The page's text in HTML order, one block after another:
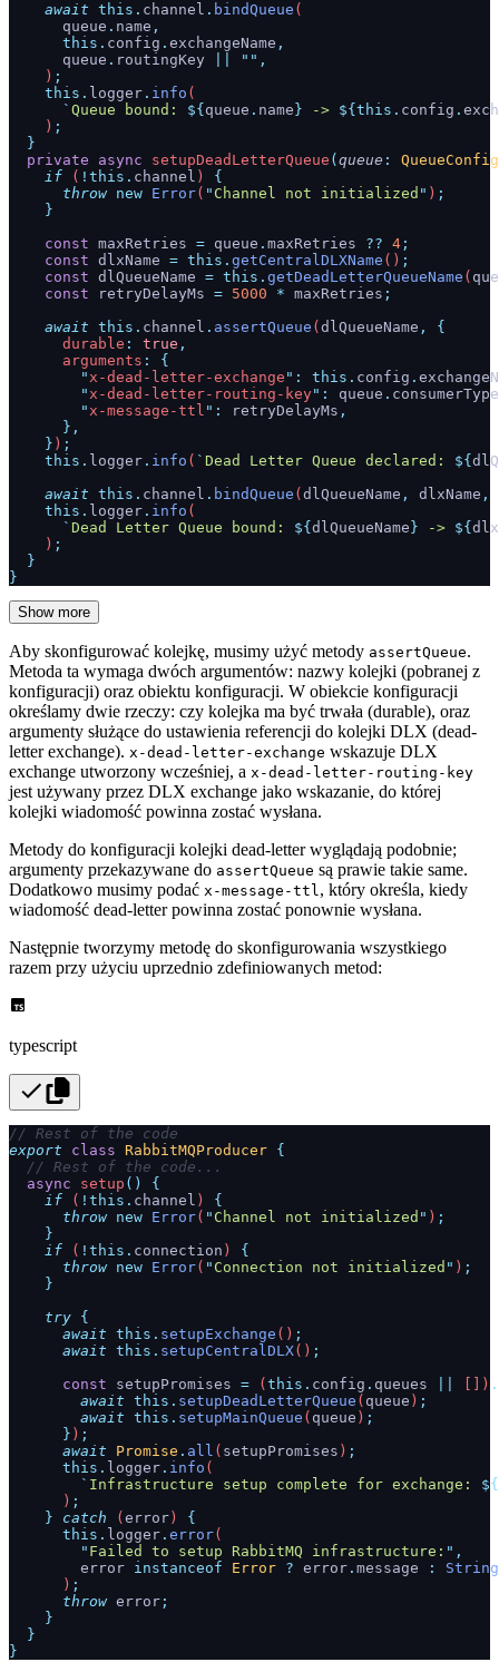
    await
this. channel . bindQueue (
      queue
. name ,
      this.
config . exchangeName ,
      queue
. routingKey "" ,
    )
;
    this.
logger . info (
      `
Queue bound: ${ queue . name } -> ${ this. config .
    )
;
  }
  private
async setupDeadLetterQueue ( queue :
QueueConfig
    if
( !this. channel ) {
      throw
new Error( " Channel not initialized " ) ;
    }
    const
maxRetries = queue . maxRetries ?? 4 ;
    const
dlxName = this. getCentralDLXName () ;
    const
dlQueueName = this. getDeadLetterQueueName (
    const
retryDelayMs = 5000 * maxRetries ;
    await
this. channel . assertQueue ( dlQueueName ,
{
      durable
: true ,
      arguments
:
{
        "
x-dead-letter-exchange " : this. config .
        "
x-dead-letter-routing-key" : queue . consumerType
        "
x-message-ttl " : retryDelayMs ,
      },
    }
) ;
    this.
logger . info ( ` Dead Letter Queue declared: ${
    await
this. channel . bindQueue ( dlQueueName , dlxName ,
    this.
logger . info (
      `
Dead Letter Queue bound: ${ dlQueueName } -> ${
    )
;
  }
}
Show more
Aby skonfigurować kolejkę, musimy użyć metody assertQueue.
Metoda ta wymaga dwóch argumentów: nazwy kolejki (pobranej z
konfiguracji) oraz obiektu konfiguracji. W obiekcie konfiguracji
określamy dwie rzeczy: czy kolejka ma być trwała (durable), oraz
argumenty służące do ustawienia referencji do kolejki DLX (dead-
letter exchange). x-dead-letter-exchange wskazuje DLX
exchange utworzony wcześniej, a x-dead-letter-routing-key
jest używany przez DLX exchange jako wskazanie, do której
kolejki wiadomość powinna zostać wysłana.
Metody do konfiguracji kolejki dead-letter wyglądają podobnie;
argumenty przekazywane do assertQueue są prawie takie same.
Dodatkowo musimy podać x-message-ttl, który określa, kiedy
wiadomość dead-letter powinna zostać ponownie wysłana.
Następnie tworzymy metodę do skonfigurowania wszystkiego
razem przy użyciu uprzednio zdefiniowanych metod:
typescript
// Rest of the code
export class RabbitMQProducer {
  // Rest of the code...
  async
setup ()
{
    if
( !this. channel ) {
      throw
new Error( " Channel not initialized " ) ;
    }
    if
( !this. connection ) {
      throw
new Error( " Connection not initialized " ) ;
    }
    try
{
      await
this. setupExchange () ;
      await
this. setupCentralDLX() ;
      const
setupPromises = ( this. config . queues []) .
        await
this. setupDeadLetterQueue ( queue ) ;
        await
this. setupMainQueue ( queue ) ;
      }
) ;
      await
Promise . all ( setupPromises ) ;
      this.
logger . info (
        `
Infrastructure setup complete for exchange: ${
      )
;
    }
catch ( error ) {
      this.
logger . error(
        "
Failed to setup RabbitMQ infrastructure: " ,
        error
instanceof Error ? error . message :
String
      )
;
      throw
error ;
    }
  }
}